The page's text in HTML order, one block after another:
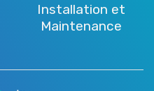
Installation et
Maintenance